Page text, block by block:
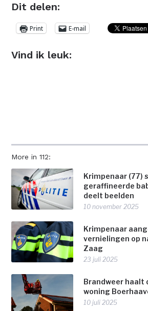
More in 112:
Krimpenaar (77)
geraffineerde
deelt beelden
10 november 2025
Krimpenaar
vernielingen op
Zaag
23 juli 2025
Brandweer haalt
woning
10 juli 2025
Dit delen:
Print E-mail
Vind ik leuk: